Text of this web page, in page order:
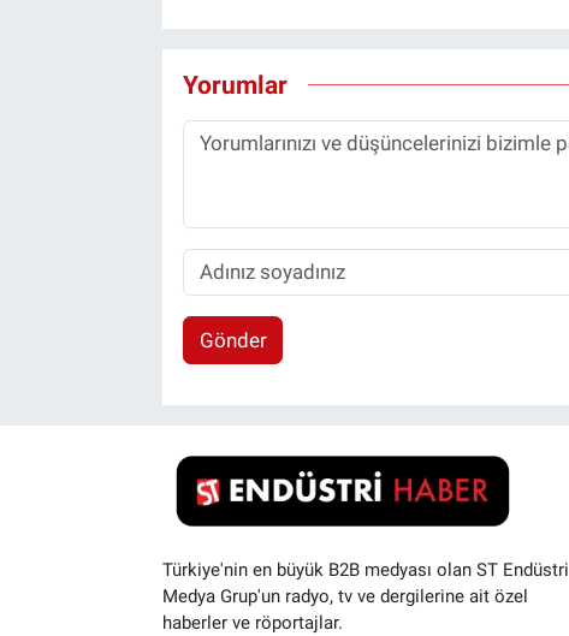
Yorumlar
Gönder
Türkiye'nin en büyük B2B medyası olan ST Endüstri
Medya Grup'un radyo, tv ve dergilerine ait özel
haberler ve röportajlar.